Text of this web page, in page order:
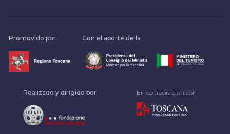
Promovido por Con el aporte de la
.
Realizado y dirigido por En colaboración con